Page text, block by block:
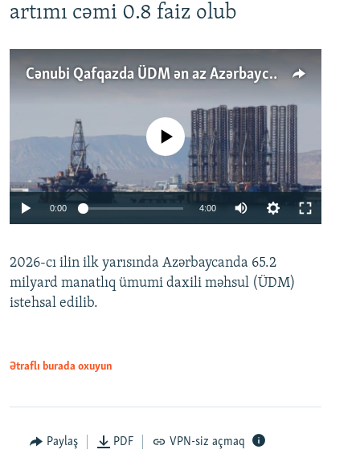
artımı cəmi 0.8 faiz olub
Cənubi Qafqazda ÜDM ən az Azərbaycanda artır: Qonşuları niyə Bakını qabaqlaya bilir?
Auto 240p 360p 480p
No media source currently available
0:00 4:00
360p
480p
2026-cı ilin ilk yarısında Azərbaycanda 65.2
milyard manatlıq ümumi daxili məhsul (ÜDM)
istehsal edilib.
Ətraflı burada oxuyun
Paylaş PDF VPN-siz açmaq